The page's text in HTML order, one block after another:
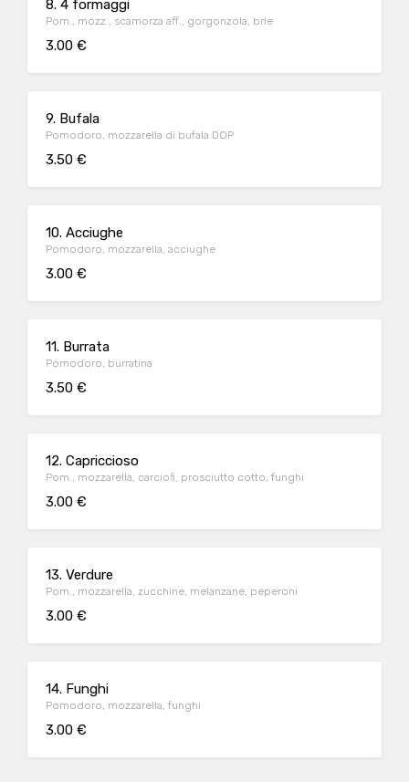
8. 4 formaggi
Pom., mozz., scamorza aff., gorgonzola, brie
3.00 €
9. Bufala
Pomodoro, mozzarella di bufala DOP
3.50 €
10. Acciughe
Pomodoro, mozzarella, acciughe
3.00 €
11. Burrata
Pomodoro, burratina
3.50 €
12. Capriccioso
Pom., mozzarella, carciofi, prosciutto cotto, funghi
3.00 €
13. Verdure
Pom., mozzarella, zucchine, melanzane, peperoni
3.00 €
14. Funghi
Pomodoro, mozzarella, funghi
3.00 €